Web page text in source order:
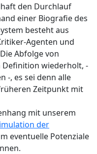
den Durchlauf
einer Biografie des
besteht aus
Agenten und
Abfolge von
wiederholt, -
-, es sei denn alle
Zeitpunkt mit
mit unserem
der
eventuelle Potenziale